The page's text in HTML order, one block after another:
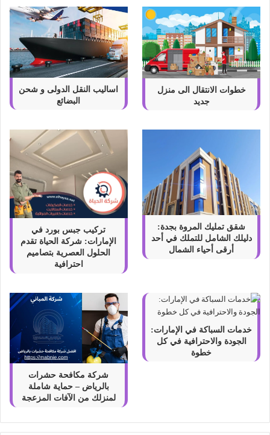
خطوات الانتقال الى منزل
جديد
اساليب النقل الدولى و شحن
البضائع
شقق تمليك المروة بجدة:
دليلك الشامل للتملك في أحد
أرقى أحياء الشمال
تركيب جبس بورد في
الإمارات: شركة الحياة تقدم
الحلول العصرية بتصاميم
احترافية
خدمات السباكة في الإمارات:
الجودة والاحترافية في كل
خطوة
شركة مكافحة حشرات
بالرياض – حماية شاملة
لمنزلك من الآفات المزعجة